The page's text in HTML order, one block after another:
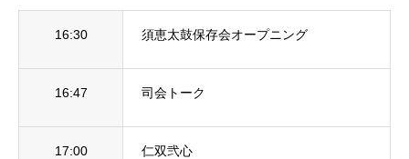
16:30 須恵太鼓保存会オープニング
16:47 司会トーク
17:00 仁双弐心